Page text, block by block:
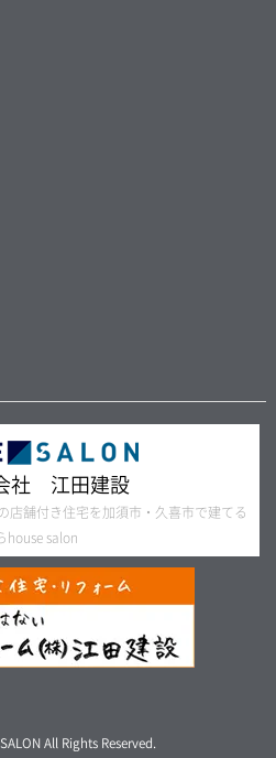
社 江田建設
店舗付き住宅を加須市・久喜市で建てる
house salon
All Rights Reserved.